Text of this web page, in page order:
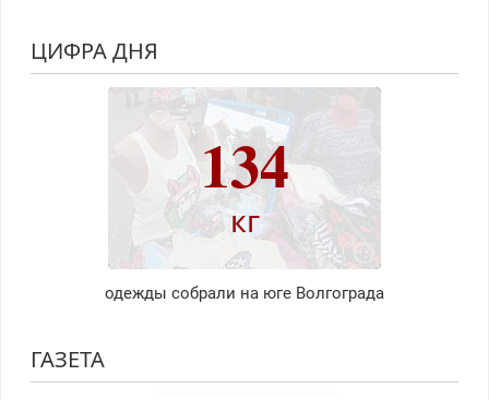
ЦИФРА ДНЯ
134
кг
одежды собрали на юге Волгограда
ГАЗЕТА